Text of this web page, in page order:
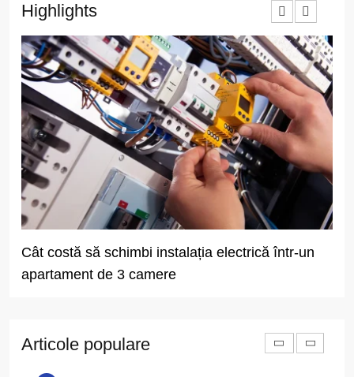
Highlights
Cât costă să schimbi instalația electrică într-un
apartament de 3 camere
Articole populare
Cât de des trebuie să depui
declarația unică dacă ai
venituri independente
ECONOMIC
4
Ce au în comun toate
renovările reușite? Un singur
detaliu pe care puțini îl
anticipează
ACTUALITATE
5
De ce apare senzația de
prevenim?
SĂNĂTATE
ai
PERSPECTIVE